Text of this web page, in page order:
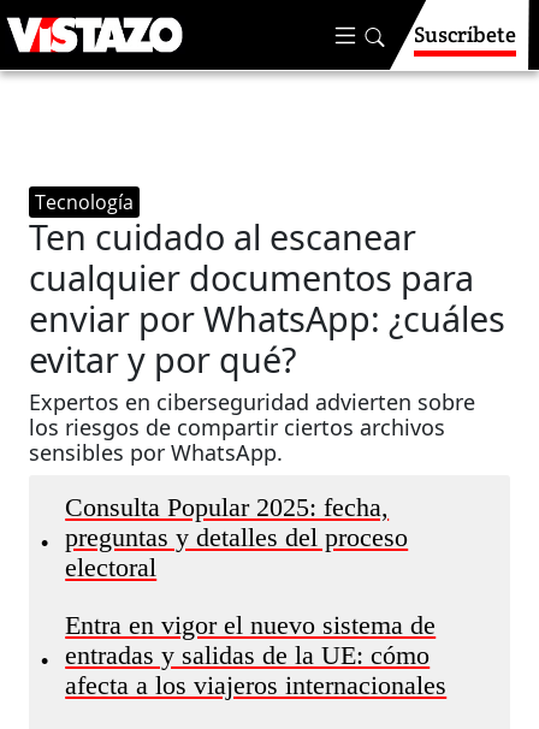
Suscríbete
Tecnología
Ten cuidado al escanear
cualquier documentos para
enviar por WhatsApp: ¿cuáles
evitar y por qué?
Expertos en ciberseguridad advierten sobre
los riesgos de compartir ciertos archivos
sensibles por WhatsApp.
•
Consulta Popular 2025: fecha,
preguntas y detalles del proceso
electoral
•
Entra en vigor el nuevo sistema de
entradas y salidas de la UE: cómo
afecta a los viajeros internacionales